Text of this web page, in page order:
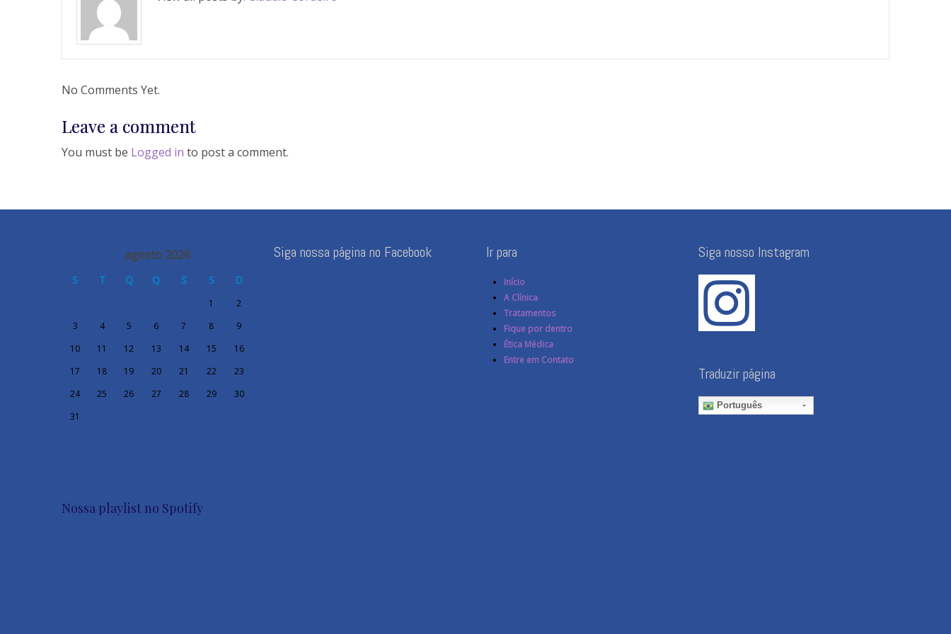
No Comments Yet.
Leave a comment
You must be Logged in to post a comment.
agosto 2026
S T Q Q S S D
1
2
3
4 5 6 7 8
9
10
11 12 13 14 15
16
17
18 19 20 21 22
23
24
25 26 27 28 29
30
31
Siga nossa página no Facebook Ir para
Início
A Clínica
Tratamentos
Fique por dentro
Ética Médica
Entre em Contato
Siga nosso Instagram
Traduzir página
Português
Nossa playlist no Spotify